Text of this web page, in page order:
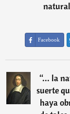
Facebook
“... la
suerte
haya